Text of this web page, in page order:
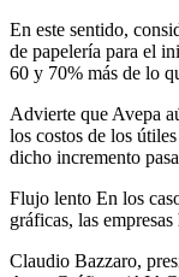
En este sentido,
de papelería para el
60 y 70% más de lo
Advierte que Avepa
los costos de los
dicho incremento
Flujo lento En los
gráficas, las
Claudio Bazzaro,